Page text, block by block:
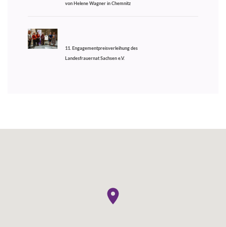
von Helene Wagner in Chemnitz
11. Engagementpreisverleihung des
Landesfrauernat Sachsen e.V.